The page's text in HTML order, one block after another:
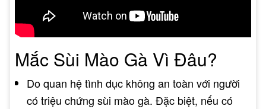
Mắc Sùi Mào Gà Vì Đâu?
Do quan hệ tình dục không an toàn với người
có triệu chứng sùi mào gà. Đặc biệt, nếu có